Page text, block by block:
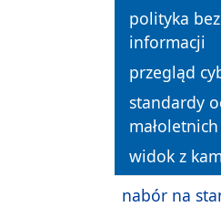
polityka
informacji
przegląd
standardy
małoletnich
widok z
nabór na